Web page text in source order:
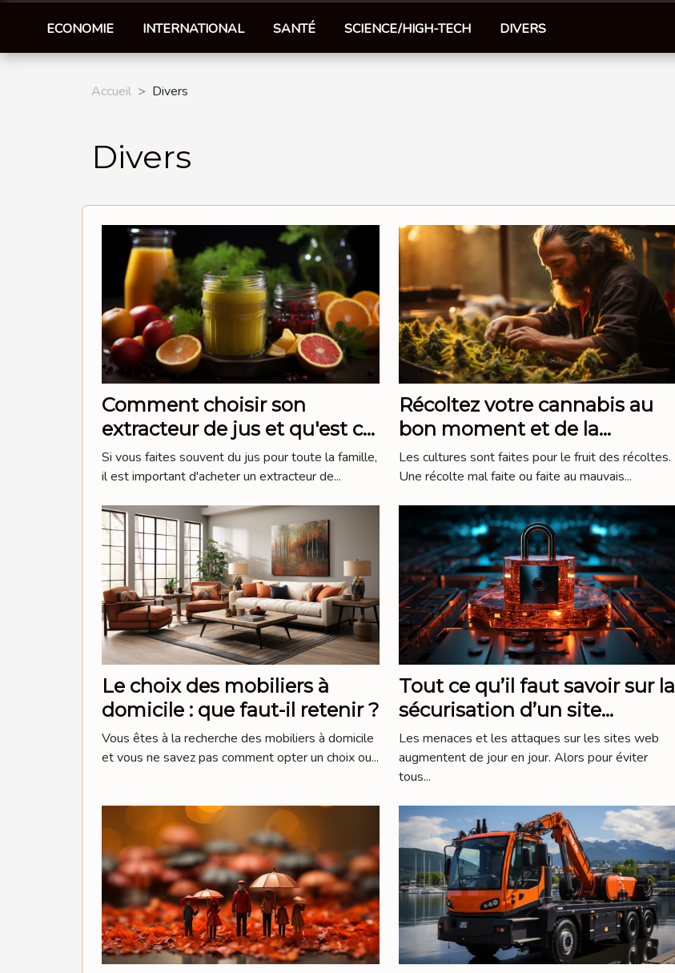
ECONOMIE INTERNATIONAL SANTÉ SCIENCE/HIGH-TECH DIVERS
Accueil Divers
Divers
Comment choisir son
extracteur de jus et qu'est ce
qui les différencie d'un
mixeur
Si vous faites souvent du jus pour toute la famille,
il est important d'acheter un extracteur de...
Récoltez votre cannabis au
bon moment et de la
meilleure manière
Les cultures sont faites pour le fruit des récoltes.
Une récolte mal faite ou faite au mauvais...
Le choix des mobiliers à
domicile : que faut-il retenir ?
Vous êtes à la recherche des mobiliers à domicile
et vous ne savez pas comment opter un choix ou...
Tout ce qu’il faut savoir sur la
sécurisation d’un site
internet
Les menaces et les attaques sur les sites web
augmentent de jour en jour. Alors pour éviter
tous...